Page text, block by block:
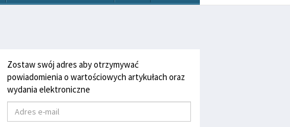
Zostaw swój adres aby otrzymywać
powiadomienia o wartościowych artykułach oraz
wydania elektroniczne